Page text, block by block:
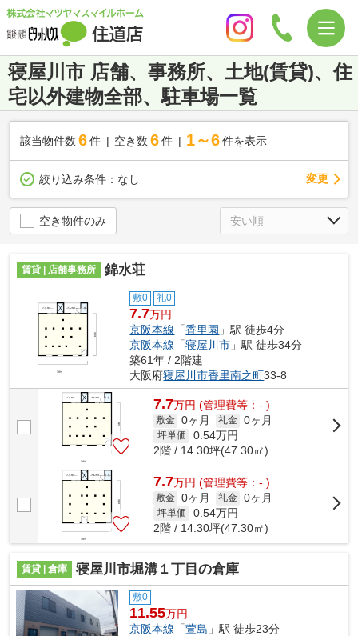
寝屋川市 店舗、事務所、土地(賃貸)、住
宅以外建物全部、駐車場一覧
該当物件数 6件 空き数 6 件 1～6 件を表示
絞り込み条件： なし 変更
空き物件のみ
賃貸 | 店舗事務所 錦水荘
敷0 礼0
7.7万円
京阪本線 「香里園 」駅 徒歩4分
京阪本線 「寝屋川市 」駅 徒歩34分
築61年 / 2階建
大阪府寝屋川市香里南之町33-8
7.7万円 (管理費等：- )
敷金 0ヶ月 礼金 0ヶ月
坪単価 0.54万円
2階 / 14.30坪(47.30㎡)
7.7万円 (管理費等：- )
敷金 0ヶ月 礼金 0ヶ月
坪単価 0.54万円
2階 / 14.30坪(47.30㎡)
賃貸 | 倉庫 寝屋川市堀溝１丁目の倉庫
敷0
11.55万円
京阪本線 「萱島 」駅 徒歩23分